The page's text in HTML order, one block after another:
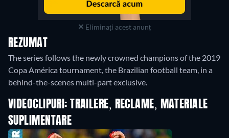
Eliminați acest anunț
REZUMAT
The series follows the newly crowned champions of the 2019
Copa América tournament, the Brazilian football team, in a
behind-the-scenes multi-part exclusive.
VIDEOCLIPURI: TRAILERE, RECLAME, MATERIALE
SUPLIMENTARE